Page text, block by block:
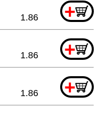
+
1.86
+
1.86
+
1.86